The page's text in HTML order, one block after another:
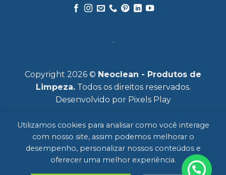
Copyright 2026 © Neoclean - Produtos de
Limpeza.Todos os direitos reservados.
Desenvolvido por Pixels Play
SOBRE MERCADOS PRODUTOS
FALE CONOSCO
Utilizamos cookies para analisar como você interage
com nosso site, assim podemos melhorar o
desempenho, personalizar nossos conteúdos e
oferecer uma melhor experiência.